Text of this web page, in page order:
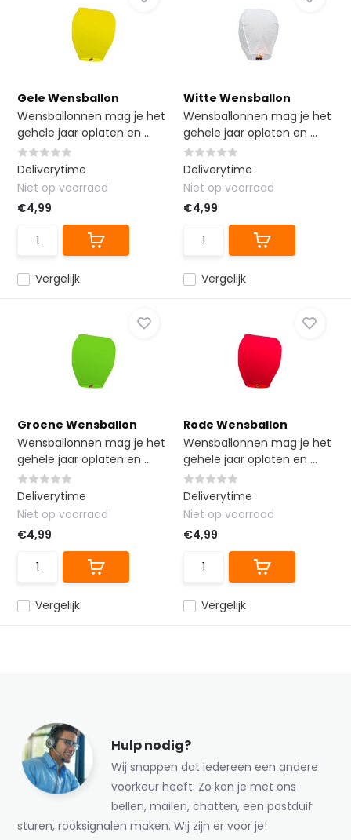
Gele Wensballon
Wensballonnen mag je het
gehele jaar oplaten en ...
Vergelijk
Deliverytime
Niet op voorraad
€4,99
Witte Wensballon
Wensballonnen mag je het
gehele jaar oplaten en ...
Vergelijk
Deliverytime
Niet op voorraad
€4,99
Groene Wensballon
Wensballonnen mag je het
gehele jaar oplaten en ...
Vergelijk
Deliverytime
Niet op voorraad
€4,99
Rode Wensballon
Wensballonnen mag je het
gehele jaar oplaten en ...
Vergelijk
Deliverytime
Niet op voorraad
€4,99
Hulp nodig?
Wij snappen dat iedereen een andere
voorkeur heeft. Zo kan je met ons
bellen, mailen, chatten, een postduif
sturen, rooksignalen maken. Wij zijn er voor je!